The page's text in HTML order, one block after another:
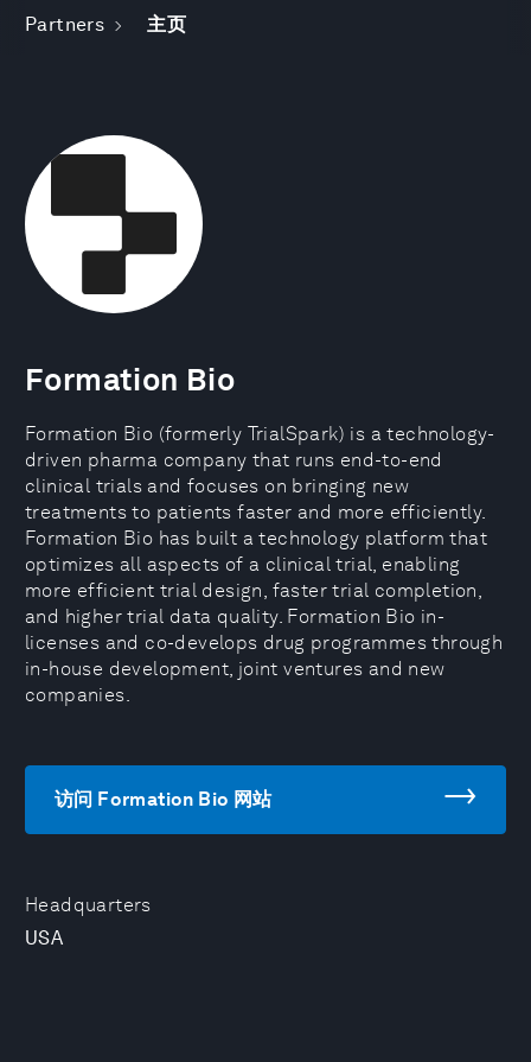
Partners 主页
Headquarters
USA
Formation Bio
Formation Bio (formerly TrialSpark) is a technology-
driven pharma company that runs end-to-end
clinical trials and focuses on bringing new
treatments to patients faster and more efficiently.
Formation Bio has built a technology platform that
optimizes all aspects of a clinical trial, enabling
more efficient trial design, faster trial completion,
and higher trial data quality. Formation Bio in-
licenses and co-develops drug programmes through
in-house development, joint ventures and new
companies.
访问 Formation Bio 网站